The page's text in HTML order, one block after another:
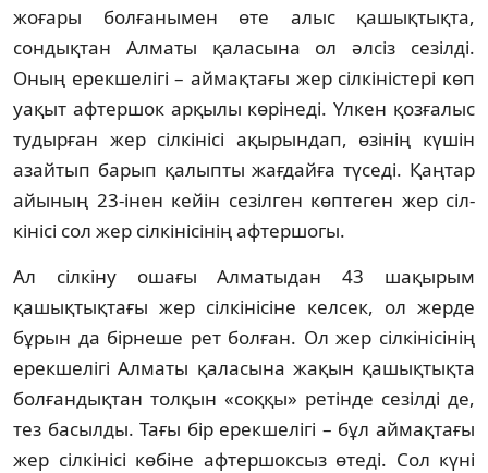
жоғары болғанымен өте алыс қа­шықтықта,
сондықтан Алматы қаласына ол әл­сіз сезілді.
Оның ерекшелігі – аймақтағы жер сілкіністері көп
уақыт афтершок арқылы кө­рінеді. Үлкен қозғалыс
тудырған жер сіл­кінісі ақырындап, өзінің күшін
азайтып ба­рып қалыпты жағдайға түседі. Қаңтар
айы­ның 23-інен кейін сезілген көптеген жер сіл­­­
кінісі сол жер сілкінісінің афтершогы.
Ал сілкіну ошағы Алматыдан 43 шақы­рым
қашықтықтағы жер сілкінісіне келсек, ол жерде
бұрын да бірнеше рет болған. Ол жер сілкінісінің
ерекшелігі Алматы қаласына жа­қын қашықтықта
болғандықтан толқын «соқ­қы» ретінде сезілді де,
тез басылды. Тағы бір ерекшелігі – бұл аймақтағы
жер сіл­кі­ніс­і көбіне афтершоксыз өтеді. Сол күні